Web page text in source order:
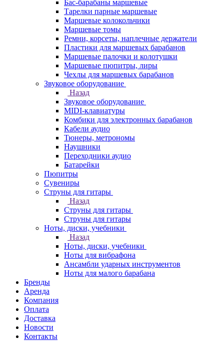
Бас-барабаны маршевые
Тарелки парные маршевые
Маршевые колокольчики
Маршевые томы
Ремни, корсеты, наплечные держатели
Пластики для маршевых барабанов
Маршевые палочки и колотушки
Маршевые пюпитры, лиры
Чехлы для маршевых барабанов
Звуковое оборудование
Назад
Звуковое оборудование
MIDI-клавиатуры
Комбики для электронных барабанов
Кабели аудио
Тюнеры, метрономы
Наушники
Переходники аудио
Батарейки
Пюпитры
Сувениры
Струны для гитары
Назад
Струны для гитары
Струны для гитары
Ноты, диски, учебники
Назад
Ноты, диски, учебники
Ноты для вибрафона
Ансамбли ударных инструментов
Ноты для малого барабана
Бренды
Аренда
Компания
Оплата
Доставка
Новости
Контакты